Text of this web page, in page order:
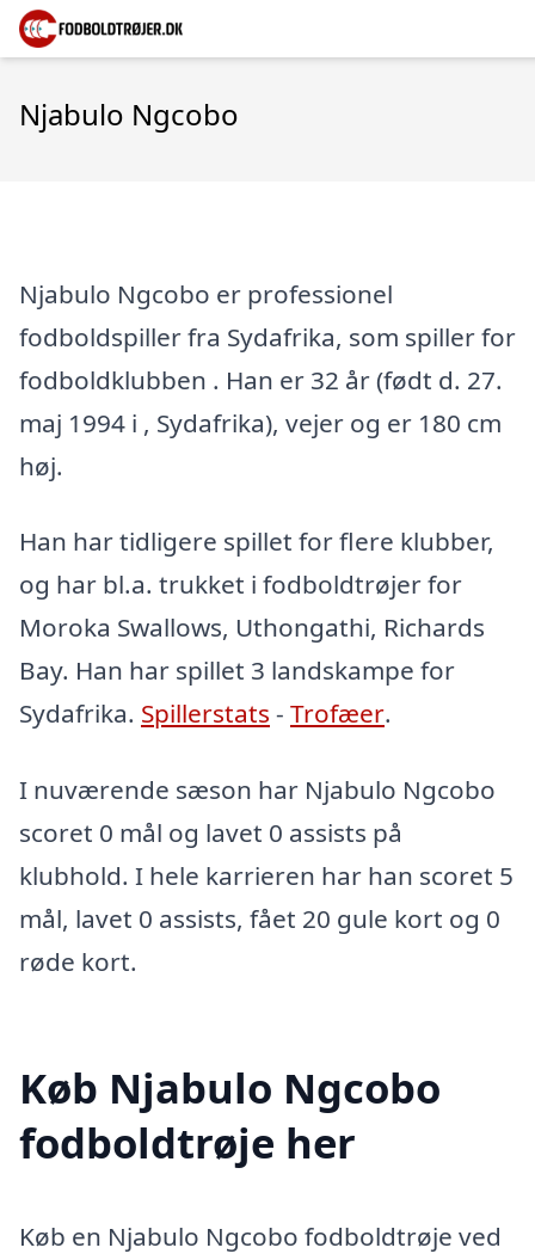
Njabulo Ngcobo
Njabulo Ngcobo er professionel
fodboldspiller fra Sydafrika, som spiller for
fodboldklubben . Han er 32 år (født d. 27.
maj 1994 i , Sydafrika), vejer og er 180 cm
høj.
Han har tidligere spillet for flere klubber,
og har bl.a. trukket i fodboldtrøjer for
Moroka Swallows, Uthongathi, Richards
Bay. Han har spillet 3 landskampe for
Sydafrika. Spillerstats - Trofæer.
I nuværende sæson har Njabulo Ngcobo
scoret 0 mål og lavet 0 assists på
klubhold. I hele karrieren har han scoret 5
mål, lavet 0 assists, fået 20 gule kort og 0
røde kort.
Køb Njabulo Ngcobo
fodboldtrøje her
Køb en Njabulo Ngcobo fodboldtrøje ved